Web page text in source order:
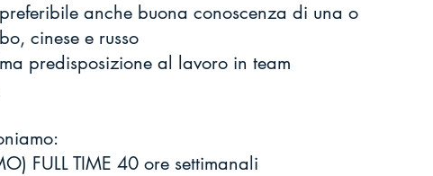
anche buona conoscenza di una o
cinese e russo
predisposizione al lavoro in team
FULL TIME 40 ore settimanali